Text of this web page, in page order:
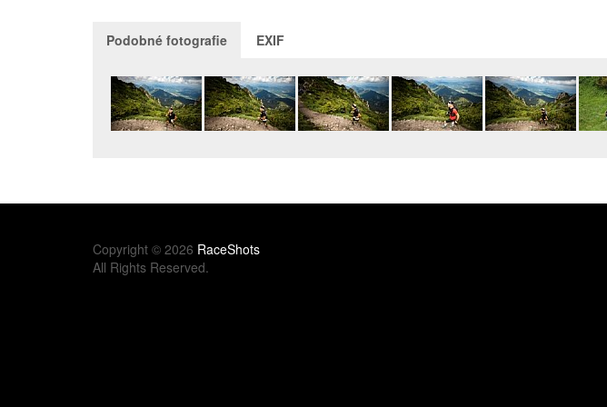
Podobné fotografie EXIF
Copyright © 2026 RaceShots
All Rights Reserved.